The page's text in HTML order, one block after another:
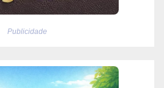
Publicidade